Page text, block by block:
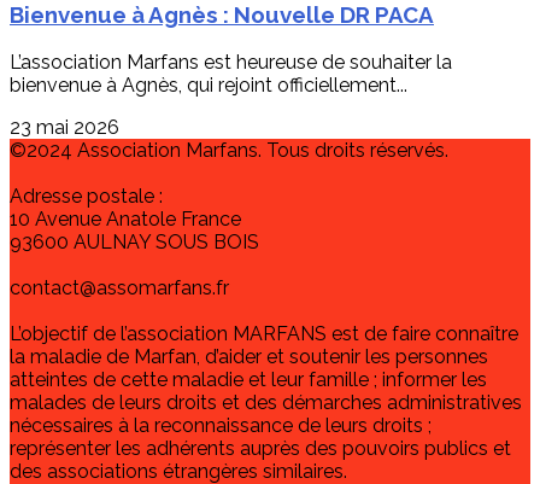
Bienvenue à Agnès : Nouvelle DR PACA
L’association Marfans est heureuse de souhaiter la
bienvenue à Agnès, qui rejoint officiellement...
23 mai 2026
©2024 Association Marfans. Tous droits réservés.
Adresse postale :
10 Avenue Anatole France
93600 AULNAY SOUS BOIS
contact@assomarfans.fr
L’objectif de l’association MARFANS est de faire connaître
la maladie de Marfan, d’aider et soutenir les personnes
atteintes de cette maladie et leur famille ; informer les
malades de leurs droits et des démarches administratives
nécessaires à la reconnaissance de leurs droits ;
représenter les adhérents auprès des pouvoirs publics et
des associations étrangères similaires.